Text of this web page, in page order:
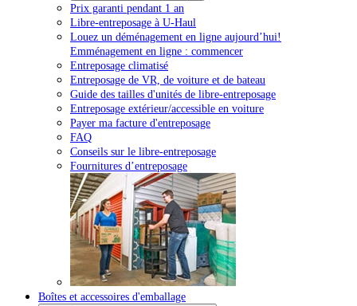
Prix garanti pendant 1 an
Libre-entreposage à U-Haul
Louez un déménagement en ligne aujourd’hui!
Emménagement en ligne : commencer
Entreposage climatisé
Entreposage de VR, de voiture et de bateau
Guide des tailles d'unités de libre-entreposage
Entreposage extérieur/accessible en voiture
Payer ma facture d'entreposage
FAQ
Conseils sur le libre-entreposage
Fournitures d’entreposage
Boîtes et accessoires d'emballage